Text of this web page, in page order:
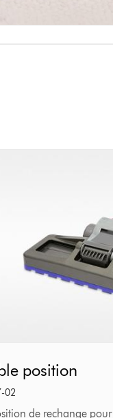
position
02
de rechange